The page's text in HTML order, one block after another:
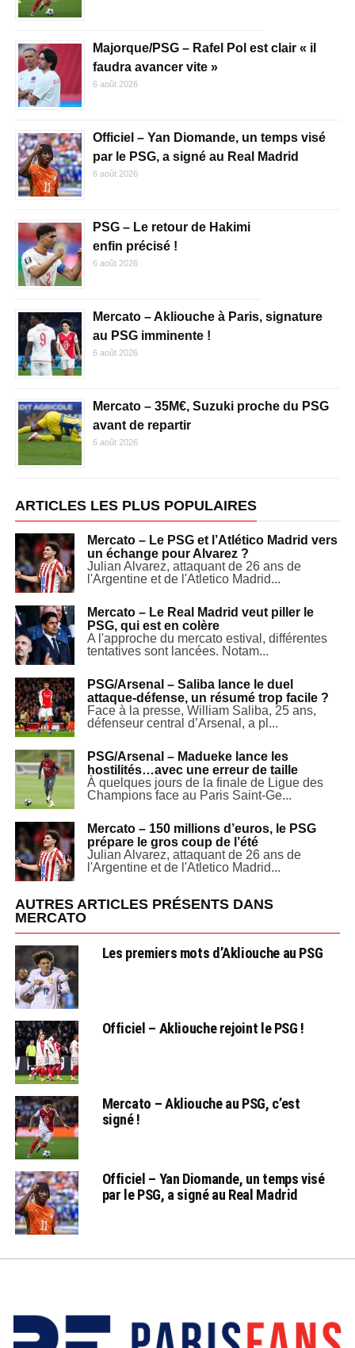
Majorque/PSG – Rafel Pol est clair « il
faudra avancer vite »
6 août 2026
Officiel – Yan Diomande, un temps visé
par le PSG, a signé au Real Madrid
6 août 2026
PSG – Le retour de Hakimi
enfin précisé !
6 août 2026
Mercato – Akliouche à Paris, signature
au PSG imminente !
6 août 2026
Mercato – 35M€, Suzuki proche du PSG
avant de repartir
6 août 2026
ARTICLES LES PLUS POPULAIRES
Mercato – Le PSG et l’Atlético Madrid vers
un échange pour Alvarez ?
Julian Alvarez, attaquant de 26 ans de
l'Argentine et de l'Atletico Madrid...
Mercato – Le Real Madrid veut piller le
PSG, qui est en colère
A l'approche du mercato estival, différentes
tentatives sont lancées. Notam...
PSG/Arsenal – Saliba lance le duel
attaque-défense, un résumé trop facile ?
Face à la presse, William Saliba, 25 ans,
défenseur central d’Arsenal, a pl...
PSG/Arsenal – Madueke lance les
hostilités…avec une erreur de taille
À quelques jours de la finale de Ligue des
Champions face au Paris Saint-Ge...
Mercato – 150 millions d’euros, le PSG
prépare le gros coup de l’été
Julian Alvarez, attaquant de 26 ans de
l'Argentine et de l'Atletico Madrid...
AUTRES ARTICLES PRÉSENTS DANS
MERCATO
Les premiers mots d’Akliouche au PSG
Officiel – Akliouche rejoint le PSG !
Mercato – Akliouche au PSG, c’est
signé !
Officiel – Yan Diomande, un temps visé
par le PSG, a signé au Real Madrid